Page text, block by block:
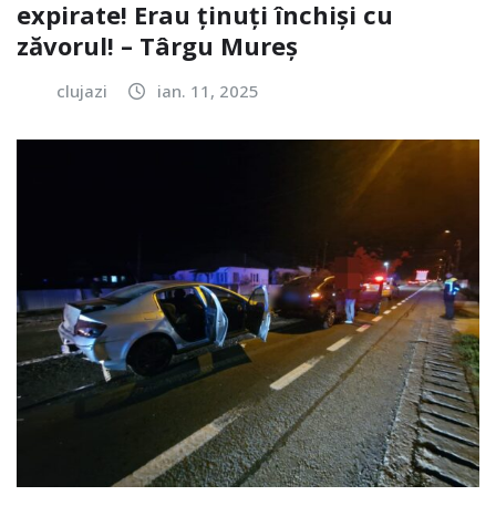
expirate! Erau ținuți închiși cu
zăvorul! – Târgu Mureș
clujazi ian. 11, 2025